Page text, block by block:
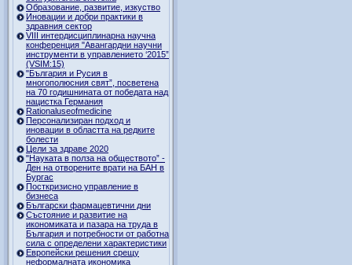
Образование, развитие, изкуство
Иновации и добри практики в
здравния сектор
VIII интердисциплинарна научна
конференция "Авангардни научни
инструменти в управлението ‘2015”
(VSIM:15)
"България и Русия в
многополюсния свят”, посветена
на 70 годишнината от победата над
нацистка Германия
Rationaluseofmedicine
Персонализиран подход и
иновации в областта на редките
болести
Цели за здраве 2020
"Науката в полза на обществото” -
Ден на отворените врати на БАН в
Бургас
Посткризисно управление в
бизнеса
Български фармацевтични дни
Състояние и развитие на
икономиката и пазара на труда в
България и потребности от работна
сила с определени характеристики
Европейски решения срещу
неформалната икономика